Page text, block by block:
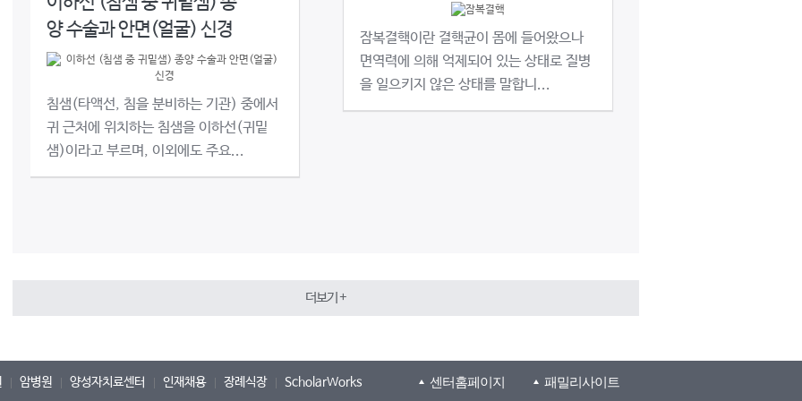
양 수술과 안면(얼굴) 신경
침샘(타액선, 침을 분비하는 기관) 중에서
귀 근처에 위치하는 침샘을 이하선(귀밑
샘)이라고 부르며, 이외에도 주요...
잠복결핵이란 결핵균이 몸에 들어왔으나
면역력에 의해 억제되어 있는 상태로 질병
을 일으키지 않은 상태를 말합니...
더보기 +
암병원 양성자치료센터 인재채용 장례식장 ScholarWorks 센터홈페이지 패밀리사이트